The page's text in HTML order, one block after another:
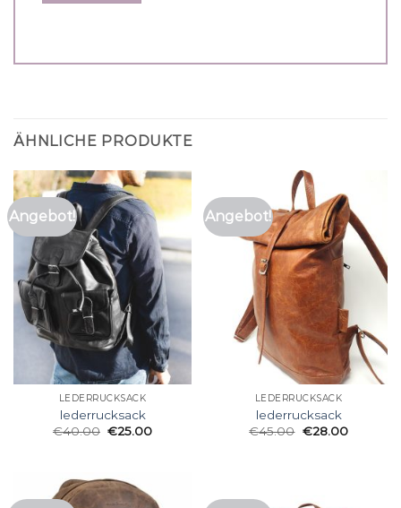
ÄHNLICHE PRODUKTE
Angebot!
LEDERRUCKSACK
lederrucksack
€40.00 €25.00
Angebot!
LEDERRUCKSACK
lederrucksack
€45.00 €28.00